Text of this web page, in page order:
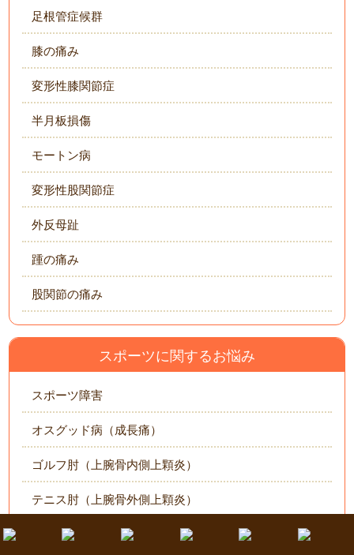
足根管症候群
膝の痛み
変形性膝関節症
半月板損傷
モートン病
変形性股関節症
外反母趾
踵の痛み
股関節の痛み
スポーツに関するお悩み
スポーツ障害
オスグッド病（成長痛）
ゴルフ肘（上腕骨内側上顆炎）
テニス肘（上腕骨外側上顆炎）
シンスプリント